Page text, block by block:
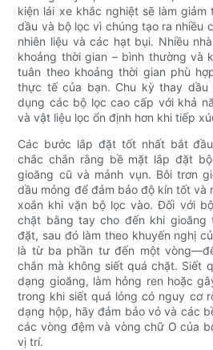
kiện lái xe khắc nghiệt sẽ làm giảm
dầu và bộ lọc vì chúng tạo ra nhiều
nhiên liệu và các hạt bụi. Nhiều
khoảng thời gian – bình thường và
tuân theo khoảng thời gian phù
thực tế của bạn. Chu kỳ thay
dụng các bộ lọc cao cấp với khả
và vật liệu lọc ổn định hơn khi tiếp
Các bước lắp đặt tốt nhất bắt
chắc chắn rằng bề mặt lắp đặt
gioăng cũ và mảnh vụn. Bôi trơn
dầu mỏng để đảm bảo độ kín tốt và
xoắn khi vặn bộ lọc vào. Đối với
chặt bằng tay cho đến khi
đặt, sau đó làm theo khuyến nghị
là từ ba phần tư đến một
chắn mà không siết quá chặt. Siết
dạng gioăng, làm hỏng ren hoặc
trong khi siết quá lỏng có nguy cơ
dạng hộp, hãy đảm bảo vỏ và các
các vòng đệm và vòng chữ O của
vị trí.